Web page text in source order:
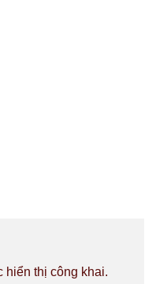
hiển thị công khai.